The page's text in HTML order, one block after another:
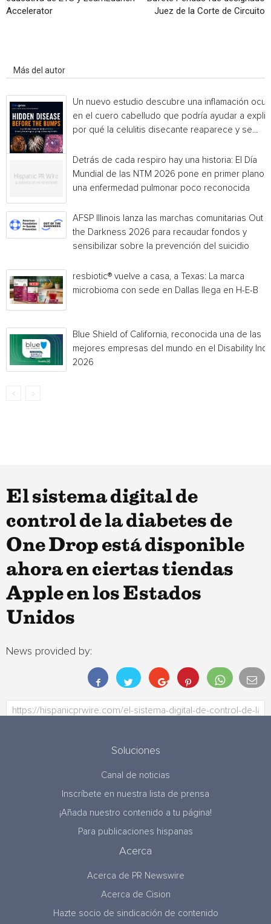
Accelerator
Juez de la Corte de Circuito
Más del autor
Un nuevo estudio descubre una inflamación
en el cuero cabelludo que podría ayudar a
por qué la celulitis disecante reaparece y se...
Detrás de cada respiro hay una historia: El Día
Mundial de las NTM 2026 pone en primer plano
una enfermedad pulmonar poco reconocida
AFSP Illinois lanza las marchas comunitarias Out
the Darkness 2026 para recaudar fondos y
sensibilizar sobre la prevención del suicidio
resbiotic® vuelve a casa, a Texas: La marca
microbioma con sede en Dallas llega en H-E-B
Blue Shield of California, reconocida una de las
mejores empresas del mundo en el Disability
2026
El sistema digital de
control de la diabetes de
One Drop está disponible
ahora en ciertas tiendas
Apple en los Estados
Unidos
News provided by:
Soluciones
Canal de noticias
Inscríbete en nuestra lista de prensa
¡Añada nuestro contenido a tu página!
Para publicaciones hispanas
Acerca
Acerca de PR Newswire
Acerca de Cision
Hazte socio de sindicación de contenido